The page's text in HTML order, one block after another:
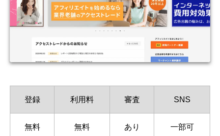
登録 利用料 審査 SNS
無料 無料 あり 一部可